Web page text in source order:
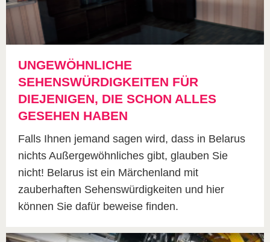
UNGEWÖHNLICHE
SEHENSWÜRDIGKEITEN FÜR
DIEJENIGEN, DIE SCHON ALLES
GESEHEN HABEN
Falls Ihnen jemand sagen wird, dass in Belarus
nichts Außergewöhnliches gibt, glauben Sie
nicht! Belarus ist ein Märchenland mit
zauberhaften Sehenswürdigkeiten und hier
können Sie dafür beweise finden.